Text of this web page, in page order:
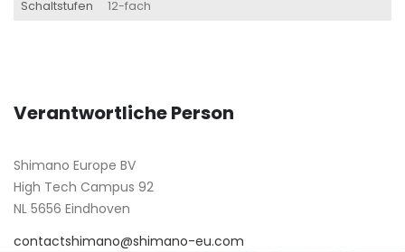
Schaltstufen 12-fach
Verantwortliche Person
Shimano Europe BV
High Tech Campus 92
NL 5656 Eindhoven
contactshimano@shimano-eu.com